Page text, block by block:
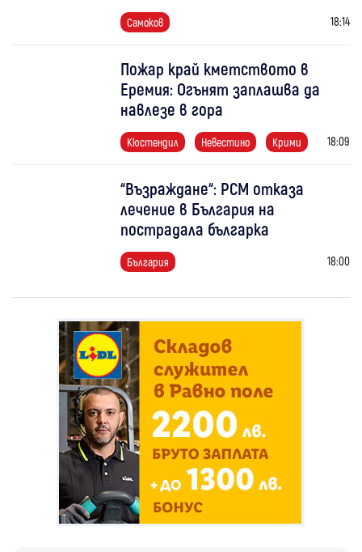
Самоков 18:14
Пожар край кметството в
Еремия: Огънят заплашва да
навлезе в гора
Кюстендил Невестино Крими 18:09
“Възраждане“: РСМ отказа
лечение в България на
пострадала българка
България 18:00